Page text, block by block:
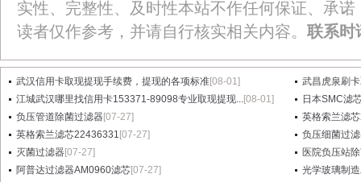
实性、完整性、及时性本站不作任何保证、承
读者仅作参考，并请自行核实相关内容。 联系时
武汉信用卡取现提现手续费，提现的各项标准[08-01]
武昌虎泉刷
江城武汉哪里找信用卡153371-89098专业取现提现...[08-01]
日本SMC滤
负压管道除菌过滤器[07-27]
英格索兰滤
英格索兰滤芯22436331 [07-27]
负压细菌过
灭菌过滤器[07-27]
医院负压站
阿普达过滤器AM0960滤芯[07-27]
光学玻璃制